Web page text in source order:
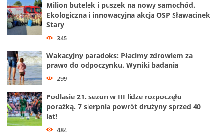
Milion butelek i puszek na nowy samochód.
Ekologiczna i innowacyjna akcja OSP Sławacinek
Stary
345
Wakacyjny paradoks: Płacimy zdrowiem za
prawo do odpoczynku. Wyniki badania
299
Podlasie 21. sezon w III lidze rozpoczęło
porażką. 7 sierpnia powrót drużyny sprzed 40
lat!
484